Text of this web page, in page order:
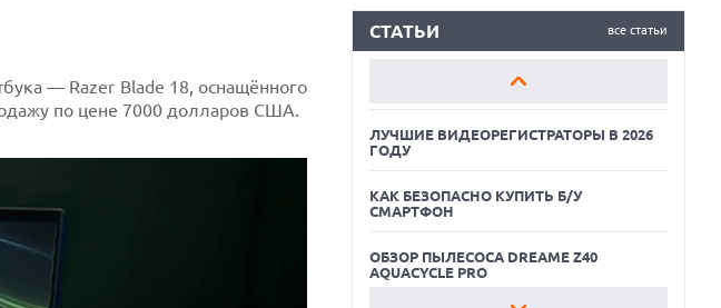
— Razer Blade 18, оснащённого
по цене 7000 долларов США.
все статьи
СТАТЬИ
КАК БЕЗОПАСНО КУПИТЬ Б/У
СМАРТФОН
ОБЗОР ПЫЛЕСОСА DREAME Z40
ЛУЧШИЕ ВИДЕОРЕГИСТРАТОРЫ В 2026
ГОДУ
КАК БЕЗОПАСНО КУПИТЬ Б/У
СМАРТФОН
ОБЗОР ПЫЛЕСОСА DREAME Z40
AQUACYCLE PRO